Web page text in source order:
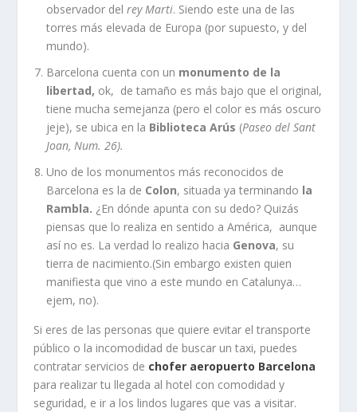
observador delrey Marti. Siendo este una de las
torres más elevada de Europa (por supuesto, y del
mundo).
Barcelona cuenta con un monumento de la
libertad, ok, de tamaño es más bajo que el original,
tiene mucha semejanza (pero el color es más oscuro
jeje), se ubica en la Biblioteca Arús (Paseo del Sant
Joan, Num. 26).
Uno de los monumentos más reconocidos de
Barcelona es la de Colon, situada ya terminando la
Rambla. ¿En dónde apunta con su dedo? Quizás
piensas que lo realiza en sentido a América, aunque
así no es. La verdad lo realizo hacia Genova, su
tierra de nacimiento.(Sin embargo existen quien
manifiesta que vino a este mundo en Catalunya…
ejem, no).
Si eres de las personas que quiere evitar el transporte
público o la incomodidad de buscar un taxi, puedes
contratar servicios de chofer aeropuerto Barcelona
para realizar tu llegada al hotel con comodidad y
seguridad, e ir a los lindos lugares que vas a visitar.